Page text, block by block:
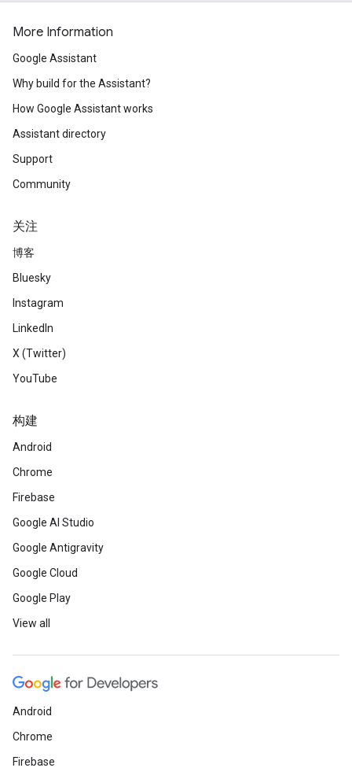
More Information
Google Assistant
Why build for the Assistant?
How Google Assistant works
Assistant directory
Support
Community
关注
博客
Bluesky
Instagram
LinkedIn
X (Twitter)
YouTube
构建
Android
Chrome
Firebase
Google AI Studio
Google Antigravity
Google Cloud
Google Play
View all
Android
Chrome
Firebase